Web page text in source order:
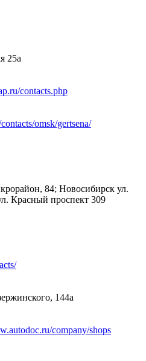
25а
contacts.php
omsk/gertsena/
84; Новосибирск ул.
Красный проспект 309
144а
company/shops